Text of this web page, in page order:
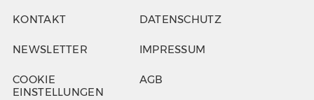
KONTAKT
NEWSLETTER
COOKIE
EINSTELLUNGEN
DATENSCHUTZ
IMPRESSUM
AGB